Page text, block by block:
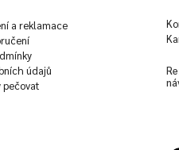
a reklamace
údajů
pečovat